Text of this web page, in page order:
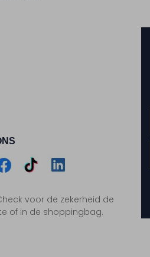
TikTokLinkedIn
voor de zekerheid de
of in de shoppingbag.